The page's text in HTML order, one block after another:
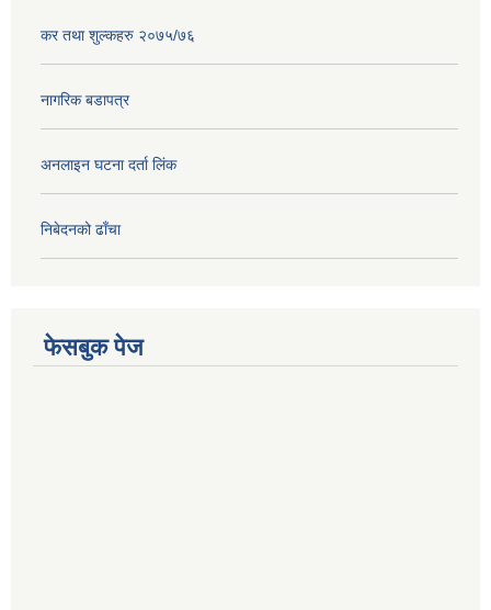
कर तथा शुल्कहरु २०७५/७६
नागरिक बडापत्र
अनलाइन घटना दर्ता लिंक
निबेदनको ढाँचा
फेसबुक पेज